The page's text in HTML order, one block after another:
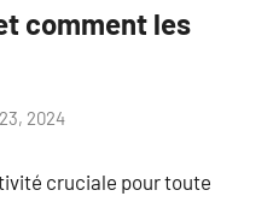
comment les
2024
cruciale pour toute